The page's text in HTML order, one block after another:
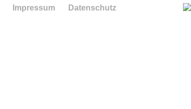
Impressum Datenschutz